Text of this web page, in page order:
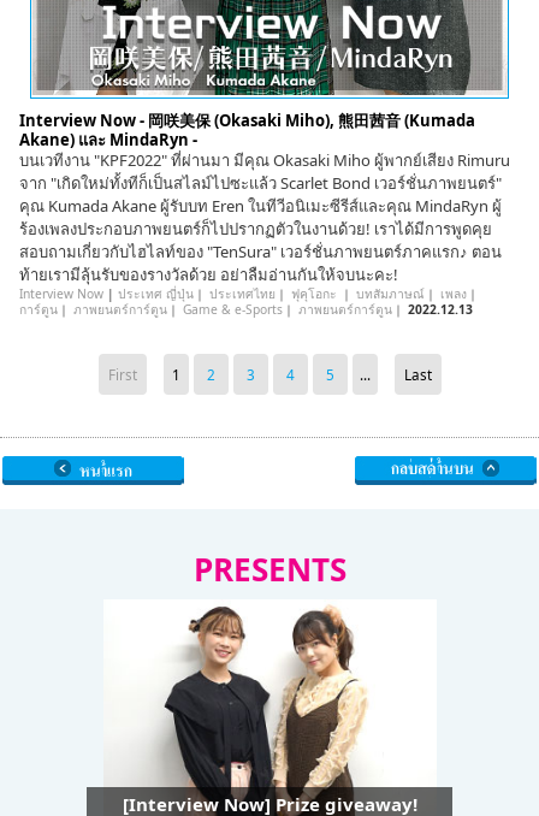
Interview Now - 岡咲美保 (Okasaki Miho), 熊田茜音 (Kumada
Akane) และ MindaRyn -
บนเวทีงาน "KPF2022" ที่ผ่านมา มีคุณ Okasaki Miho ผู้พากย์เสียง Rimuru
จาก "เกิดใหม่ทั้งทีก็เป็นสไลม์ไปซะแล้ว Scarlet Bond เวอร์ชั่นภาพยนตร์"
คุณ Kumada Akane ผู้รับบท Eren ในทีวีอนิเมะซีรีส์และคุณ MindaRyn ผู้
ร้องเพลงประกอบภาพยนตร์ก็ไปปรากฏตัวในงานด้วย! เราได้มีการพูดคุย
สอบถามเกี่ยวกับไฮไลท์ของ "TenSura" เวอร์ชั่นภาพยนตร์ภาคแรก♪ ตอน
ท้ายเรามีลุ้นรับของรางวัลด้วย อย่าลืมอ่านกันให้จบนะคะ!
Interview Now| ประเทศ ญี่ปุ่น｜ ประเทศไทย ｜ ฟุคุโอกะ ｜ บทสัมภาษณ์｜ เพลง｜
การ์ตูน｜ ภาพยนตร์การ์ตูน｜ Game & e-Sports｜ ภาพยนตร์การ์ตูน｜ 2022.12.13
First 1 2 3 4 5 ... Last
PRESENTS
[Interview Now] Prize giveaway!